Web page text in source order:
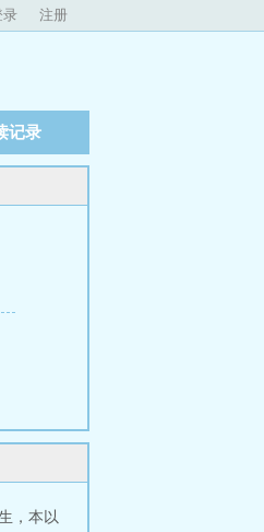
录 注册
记录
，本以